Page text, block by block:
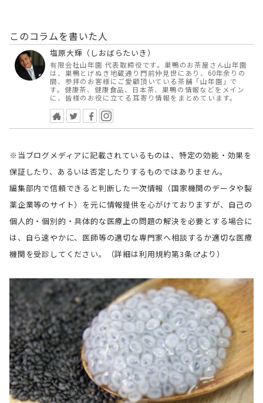
このコラムを書いた人
塩原大輝（しおばらたいき）
有限会社山年園 代表取締役です。巣鴨のお茶屋さん山年園
は、巣鴨とげぬき地蔵通り門前仲見世にあり、60年余りの
間、参拝のお客様にご愛顧頂いている茶舗「山年園」で
す。健康茶、健康食品、日本茶、巣鴨の情報などをメイン
に、皆様のお役に立てる耳寄り情報をまとめています。
※当ブログメディアに記載されているものは、特定の効能・効果を
保証したり、あるいは否定したりするものではありません。
編集部内で信頼できると判断した一次情報（国家機関のデータや製
薬企業等のサイト）を元に情報提供を心がけておりますが、自己の
個人的・個別的・具体的な医療上の問題の解決を必要とする場合に
は、自ら速やかに、医師等の適切な専門家へ相談するか適切な医療
機関を受診してください。（詳細は利用規約第3条 より）